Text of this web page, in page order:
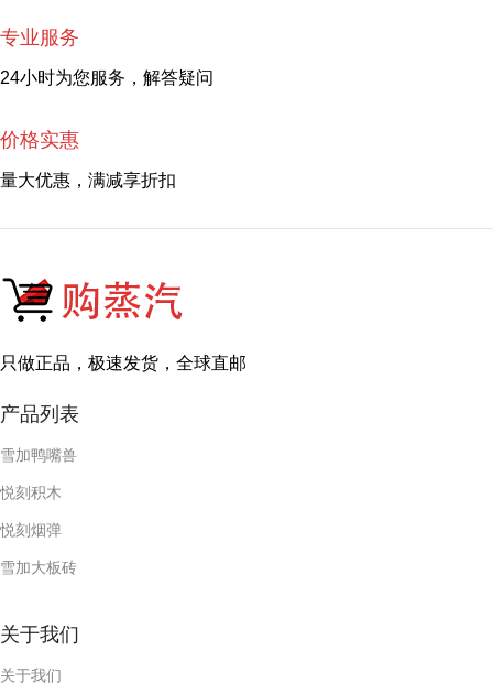
专业服务
24小时为您服务，解答疑问
价格实惠
量大优惠，满减享折扣
只做正品，极速发货，全球直邮
产品列表
雪加鸭嘴兽
悦刻积木
悦刻烟弹
雪加大板砖
关于我们
关于我们